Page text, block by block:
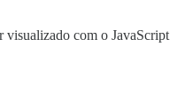
visualizado com o JavaScript